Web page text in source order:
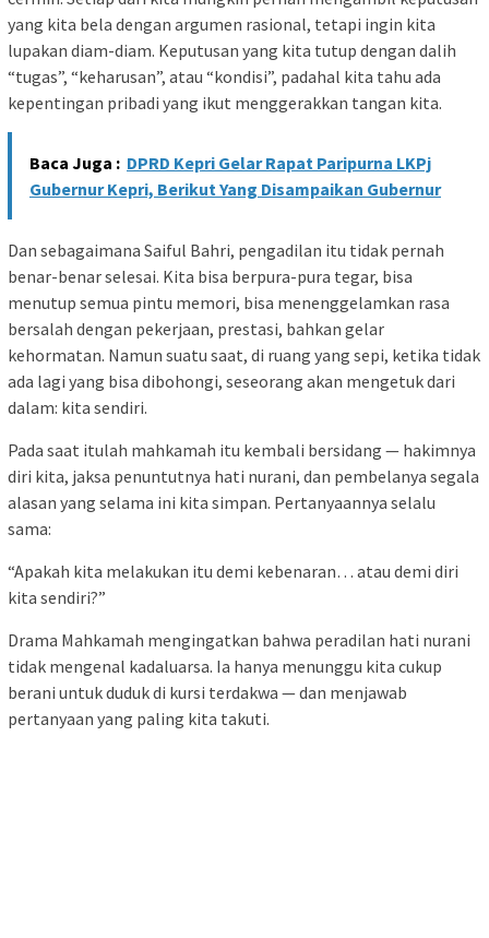
yang kita bela dengan argumen rasional, tetapi ingin kita
lupakan diam-diam. Keputusan yang kita tutup dengan dalih
“tugas”, “keharusan”, atau “kondisi”, padahal kita tahu ada
kepentingan pribadi yang ikut menggerakkan tangan kita.
Baca Juga : DPRD Kepri Gelar Rapat Paripurna LKPj
Gubernur Kepri, Berikut Yang Disampaikan Gubernur
Dan sebagaimana Saiful Bahri, pengadilan itu tidak pernah
benar-benar selesai. Kita bisa berpura-pura tegar, bisa
menutup semua pintu memori, bisa menenggelamkan rasa
bersalah dengan pekerjaan, prestasi, bahkan gelar
kehormatan. Namun suatu saat, di ruang yang sepi, ketika tidak
ada lagi yang bisa dibohongi, seseorang akan mengetuk dari
dalam: kita sendiri.
Pada saat itulah mahkamah itu kembali bersidang — hakimnya
diri kita, jaksa penuntutnya hati nurani, dan pembelanya segala
alasan yang selama ini kita simpan. Pertanyaannya selalu
sama:
“Apakah kita melakukan itu demi kebenaran… atau demi diri
kita sendiri?”
Drama Mahkamah mengingatkan bahwa peradilan hati nurani
tidak mengenal kadaluarsa. Ia hanya menunggu kita cukup
berani untuk duduk di kursi terdakwa — dan menjawab
pertanyaan yang paling kita takuti.